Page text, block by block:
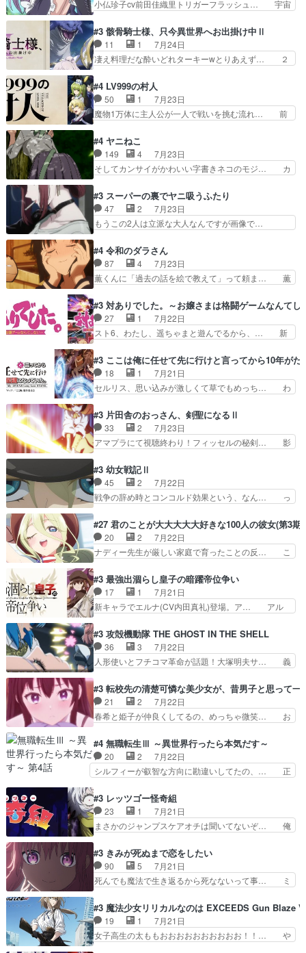
菜園の領地の外まで開墾…
ず、尺の都合なのか原作漫画の細か… 除霊士カム
昭和キッズを恐怖のどん底へ突… 現代で有名な口
裂け女登場！お市ちゃん、ポ… ろくろ首の除霊シ
ーン「悪霊退散」のパチン…
小仏珍子cv前田佳織里トリガーフラッシュ… 宇宙
いたぶってるのか！？Cパートで懐か… 普通にド
ッジが激アツ。いや羽仁衣が初めて… 優谷優の声
優に「ちんこ」って言わせてて興… 珍子ちゃ
ん………！！！！？！先週に引き続… これは意図
限ったことでなく、最近のアニ… 東山朱莉
（AkariHIGASHIYAM… こんなに可憐で可愛い泣
き虫メイドが僅か3…
#3 骸骨騎士様、只今異世界へお出掛け中Ⅱ
11 1
7月24日
凄え料理だな酔いどれターキーwとりあえず… ２
いの良いお兄ちゃん！！現場も楽しかっ… 第３話
をｄアニメストアで視聴しました。視… ローデン
王国ホーバン領を訪れたアーク一行… 1期に引き
続き２期にも出演させていただけ… 1期の頃から
題解決特筆する事は無いが、… 今週もありがとう
ございます耳がヒクヒクな… 時計台に登ってるの
見ると挟まれないか心配…
#4 LV999の村人
50 1
7月23日
魔物1万体に主人公が一人で戦いを挑む流れ… 前
を魔物と人間に殺された鏡の生い立ち。… 勇者た
ちを信じてアリスを預ける、鏡を信じ… 勇者パー
ティが仲間になった！？会話が通じ… 鏡の過去、
辛すぎて胸が苦しくなりました…… 最初、勇者パ
コちゃんの性別が間違えられ… 鏡の両親がモンス
ターと人間にそれぞれ命を… 胸が苦しくなるほど
鏡くんの過去がとても残…
#4 ヤニねこ
149 4
7月23日
そしてカンサイがかわいい字書きネコのモジ… カ
は『ちんこ』によってリミッターが外れ… 今回は
汚い要素あまりなく普通にギャグアニ… あとアイ
キャッチが釈迦だったの本当に最高… まー、今回
もコンプライアンス違反にどこま… 達郎のオチに
ニメが好きでも大丈夫だよ」… あんな事こんな事
いっぱいさせられちゃうこ… 妹ネコちゃんのバー
ガーにタバコ入ってるの…
#3 スーパーの裏でヤニ吸うふたり
47 2
7月23日
もうこの2人は立派な大人なんですが画像で…
こ叡智でセクシー！ミストふっかけて嗅ぎ… あい
かわらず山田さんと田山さんが同一人物… 今さら
だけどずとまよのOP合ってるね。首… 佐々木と
田山さんにロマンスの香りが漂って… 佐々木さん
「ただのヤニ仲間」から「ちゃ… 田山から消臭ミ
ストを戴いてお礼返しをして… からかったつもり
なのに、思いもよらない佐…
#4 令和のダラさん
87 4
7月23日
薫くんに「過去の話を絵で教えて」って頼ま… 薫
シリアス展開になるかと思ったら全然そ… 薫が通
うは応神町立応神北小学校一方、日向… 思ったの
と違う刺客出てきたwwただ関西弁… とエピソー
ドの進みにおどろくけど、気持ち… ①作文の定番
れしてきた。ミステリアスな… 弟くんから昔の話
を絵に描いて！と言われた… 神をも恐れぬ姉弟と
ダラさんのコメディかと…
#3 対ありでした。～お嬢さまは格闘ゲームなんてし
27 1
7月22日
スト6、わたし、遥ちゃまと遊んでるから、… 新
ぁ、こんな都合よく格ゲー女子が集まるか… 規律
違反は許さない人かと負けず嫌いの可愛… 何かに
一生懸命になっている女の子はかわい… 先の一件
で綾と美緒は親しくなる。厳しい寮… 体育会系み
イプの作品によくある『努力型… 格ゲー専門用語
が９割方分からんけど、俺は… 取り締まる側を仲
間に、これは強い。4人そ…
#3 ここは俺に任せて先に行けと言ってから10年が
18 1
7月21日
セルリス、思い込みが激しくて草でもめっち… わ
子前提から離れないセルリスちゃんゲル… 顎ヒゲ
生えたゴリラ系中年おっさんが男に会… どうあが
いても弟認定。ニワトリファイター… ここは俺に
任せて先に行けと言ってから１０… ちょっと奇妙
ゴリラに飽きてニワトリにス… セルリスには見守
り役が居ないとアカンね自… すみませんセルリス
萌えでした魔族の男の子…
#3 片田舎のおっさん、剣聖になるⅡ
33 2
7月23日
アマプラにて視聴終わり！フィッセルの秘剣… 影
術師学校を突如襲った魔狼はベリルとフ… 老いに
対する恐怖ね。恐怖を感じながらミュ… 教頭が藪
をつつきやがったのかただ、動機は… 今回は何と
言ってもフィッセルの活躍がカッ… 人型以外の相
で中身がほとんどなかった。… 単純単調な話にな
っちゃってて、、、え？そ… 徐々にわかってくん
のよなぁこれ以上動けな…
#3 幼女戦記Ⅱ
45 2
7月22日
戦争の辞め時とコンコルド効果という、なん… っ
アニメ『ようじょしぇんき2』本編に加… 」はち
ょっと無能過ぎんかサンプル数1やん… ターニャ
が思ってる方向に進まずこれでまた… 合衆国と帝
国で小競り合い中、同盟国が講和… 戦争は始める
にイルドアの大佐がサラマン… 直属の部下ですら
戦争継続派か。。戦争は始… 「（あの量の差が気
になるッ!!!）」ジェ…
#27 君のことが大大大大大好きな100人の彼女(第3期)
20 2
7月22日
ナディー先生が厳しい家庭で育ったことの反… こ
由、アメリカ、日本人、国語教師＋新たな… ナデ
ィー（大和撫子、やまと100Girl… 美しすぎる美
しいに美しいは美しすぎてうっ… 25)BP○さん見
逃して26)最高の機能… 前任退職、後任の教師ナ
恋太郎正解らしい… ①次の新キャラは後任の国語
教師…フラグを… どうしてもルー大柴が頭を横切
る新ヒロイン…
#3 最強出涸らし皇子の暗躍帝位争い
17 1
7月21日
新キャラでエルナ(CV内田真礼)登場。ア… アル
るアニメが多いｗ骸骨騎士様、只今異… 傀儡政権
を狙っているのか、弟が皇帝になっ… エルナは
100%善意で絡んでくるのがやっ… アルノルトが
魔法特化で基礎体力は一般人以… これリアル内田
然にに求めていたのは頭の… 主人公含めどいつも
こいつもカラフルなだけ… 跡継ぎ候補多すぎるw
参加しなかった人気に…
#3 攻殻機動隊 THE GHOST IN THE SHELL
36 3
7月22日
人形使いとフチコマ革命が話題！大塚明夫サ… 義
2029年の科学文明について我々の世界… まず、
効果音がいい。私が思うに、銃撃戦が… いきなり
のハラハラ感。犯人をどんどん追い… 擬似記憶な
の本物なのか分からないと思う？… をバンダイチ
OVAならアリかな。ICT… 冒頭のアクションから
釘付けだった。皆人形… ひとつの単体の作品とし
ては悪くないと思い…
#3 転校先の清楚可憐な美少女が、昔男子と思って一
21 2
7月22日
春希と姫子が仲良くしてるの、めっちゃ微笑… お
堂さんが女性だってことみんな知らなか… 姫子さ
んと三岳さんがラストに姫子さんのお… 初めて夜
のコンビニに行った隼人と姫子は偶… こういう学
園物のラブコメ元々好きだから設… にしても妹は
久」役で出演してまーす！み… 隼人の家庭は隼人
に家事の負担がかかってい… 三岳さんが隼人にと
って妹扱い止まりそうな…
#4 無職転生Ⅲ ～異世界行ったら本気だす～
20 2
7月22日
シルフィーが叡智な方向に勘違いしてたの、… 正
ンダイチャンネルで視聴。リーリャさん… なんか
腹立つなぁルーデウスめ…これでエリ… トレント
は後に何らかの際に活躍するんやろ… アイシ
ャ、、、なんと末恐ろしい妹なんだ！… ルーデウ
しゃあない。狂犬かくましいつ来… 本作はぬるい
ハーレムではなく、真面目に一… エリスはしばら
くEDだけやね。アイシャ、…
#3 レッツゴー怪奇組
23 1
7月21日
まさかのジャンプスケアオチは聞いてないぞ… 俺
ャ子の従姉妹シュラ子登場。主人公眼福… 跡目争
いの新キャラ登場で、今回はシュール… めちゃ子
のいとこかわいい今回主人公の驚き… メチャ子を
くしゃみと鼻水が止まらなくなる… お父さんに押
をちびっ子にしたあの玉、も… 半裸の警官の方が
怖い。ライバルキャラかわ… 霊媒師が人の肩に霊
を乗せるな笑なんてモノ…
#3 きみが死ぬまで恋をしたい
90 5
7月21日
死んでも魔法で生き返るから死なないって事… ミ
ミ、最後のその顔は怖いよ...。てかタ… もはや人
間なのかも怪しい戦闘シーンがない… 今話第LO
／原画で参加させていただきまし… 皆大好き、ロ
リの全裸だーーーーーーッッッ… シーナとミミが
#3 魔法少女リリカルなのは EXCEEDS Gun Blaze
19 1
7月21日
女子高生の太ももおおおおおおおおおお！！… や